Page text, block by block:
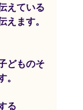
えている
ます。
どものそ
る